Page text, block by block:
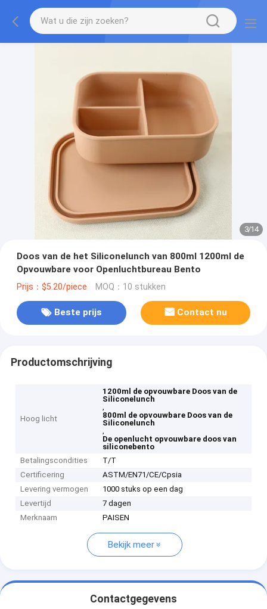
3/14
Doos van de het Siliconelunch van 800ml 1200ml de
Opvouwbare voor Openluchtbureau Bento
Prijs：$5.20/piece MOQ：10 stukken
Beste prijs Contact nu
Productomschrijving
Hoog licht
1200ml de opvouwbare Doos van de
Siliconelunch
,
800ml de opvouwbare Doos van de
Siliconelunch
,
De openlucht opvouwbare doos van
siliconebento
Betalingscondities
T/T
Certificering
ASTM/EN71/CE/Cpsia
Levering vermogen
1000 stuks op een dag
Levertijd
7 dagen
Merknaam
PAISEN
Bekijk meer
Contactgegevens